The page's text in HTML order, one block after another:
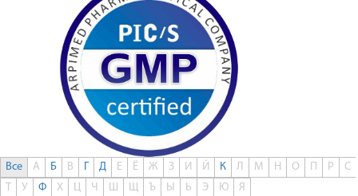
Все А Б В Г Д Е Ё Ж З И Й К Л М Н О П Р
С
Т
У Ф Х Ц Ч Ш Щ Ъ Ы Ь Э Ю Я
0